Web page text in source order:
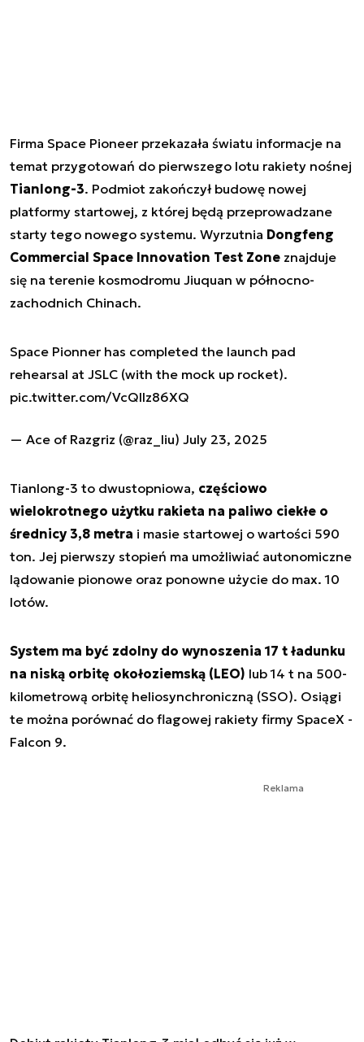
Firma Space Pioneer przekazała światu informacje na
temat przygotowań do pierwszego lotu rakiety nośnej
Tianlong-3. Podmiot zakończył budowę nowej
platformy startowej, z której będą przeprowadzane
starty tego nowego systemu. Wyrzutnia Dongfeng
Commercial Space Innovation Test Zone znajduje
się na terenie kosmodromu Jiuquan w północno-
zachodnich Chinach.
Space Pionner has completed the launch pad
rehearsal at JSLC (with the mock up rocket).
pic.twitter.com/VcQIIz86XQ
— Ace of Razgriz (@raz_liu) July 23, 2025
Tianlong-3 to dwustopniowa, częściowo
wielokrotnego użytku rakieta na paliwo ciekłe o
średnicy 3,8 metra i masie startowej o wartości 590
ton. Jej pierwszy stopień ma umożliwiać autonomiczne
lądowanie pionowe oraz ponowne użycie do max. 10
lotów.
System ma być zdolny do wynoszenia 17 t ładunku
na niską orbitę okołoziemską (LEO) lub 14 t na 500-
kilometrową orbitę heliosynchroniczną (SSO). Osiągi
te można porównać do flagowej rakiety firmy SpaceX -
Falcon 9.
Reklama